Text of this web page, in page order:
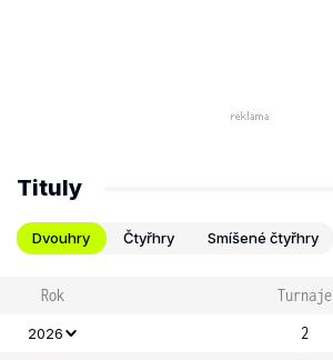
Tituly
Dvouhry Čtyřhry Smíšené čtyřhry
Rok Turnaje
2026 2